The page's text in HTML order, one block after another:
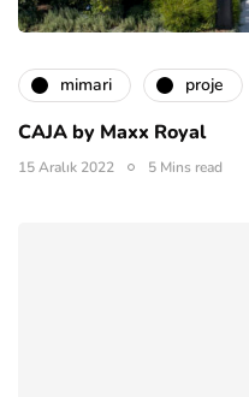
mimari proje
CAJA by Maxx Royal
15 Aralık 2022 5 Mins read